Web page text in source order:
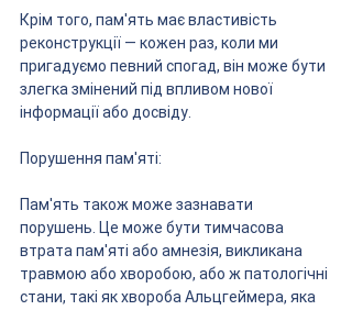
Крім того, пам'ять має властивість
реконструкції — кожен раз, коли ми
пригадуємо певний спогад, він може бути
злегка змінений під впливом нової
інформації або досвіду.
Порушення пам'яті:
Пам'ять також може зазнавати
порушень. Це може бути тимчасова
втрата пам'яті або амнезія, викликана
травмою або хворобою, або ж патологічні
стани, такі як хвороба Альцгеймера, яка